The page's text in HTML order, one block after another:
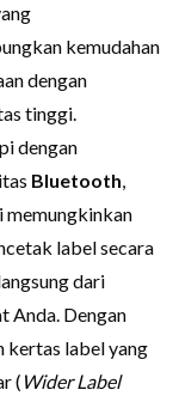
kemudahan
dengan
tinggi.
dengan
Bluetooth,
memungkinkan
label secara
dari
Anda. Dengan
kertas label yang
( Wider Label